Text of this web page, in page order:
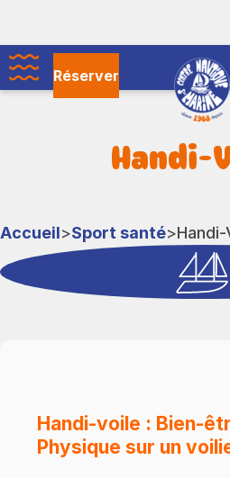
the
content
Centre
nautique
de
Marine
Menu
Réserver
Handi-
Accueil>Sport santé>Handi-
Handi-voile : Bien-
Physique sur un